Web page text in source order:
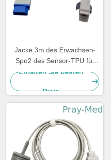
Jacke 3m des Erwachsen-
Spo2 des Sensor-TPU für
Nord-Verbindungsstück
Erhalten Sie besten
Preis